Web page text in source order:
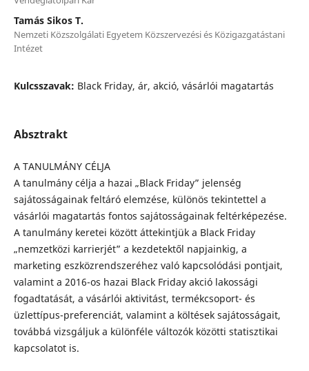
Tamás Sikos T.
Nemzeti Közszolgálati Egyetem Közszervezési és Közigazgatástani
Intézet
Kulcsszavak: Black Friday, ár, akció, vásárlói magatartás
Absztrakt
A TANULMÁNY CÉLJA
A tanulmány célja a hazai „Black Friday” jelenség
sajátosságainak feltáró elemzése, különös tekintettel a
vásárlói magatartás fontos sajátosságainak feltérképezése.
A tanulmány keretei között áttekintjük a Black Friday
„nemzetközi karrierjét” a kezdetektől napjainkig, a
marketing eszközrendszeréhez való kapcsolódási pontjait,
valamint a 2016-os hazai Black Friday akció lakossági
fogadtatását, a vásárlói aktivitást, termékcsoport- és
üzlettípus-preferenciát, valamint a költések sajátosságait,
továbbá vizsgáljuk a különféle változók közötti statisztikai
kapcsolatot is.